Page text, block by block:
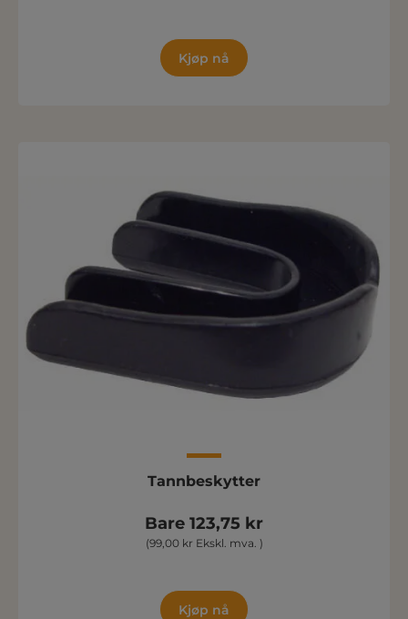
Kjøp nå
Tannbeskytter
Bare 123,75 kr
(99,00 kr Ekskl. mva. )
Kjøp nå